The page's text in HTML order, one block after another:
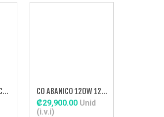
AUTOMETER SPORTCOMP WATER T ELECT M CO ABANICO 120W 12" ASPAS CURVAS
₡29,900.00 Unid
(i.v.i)